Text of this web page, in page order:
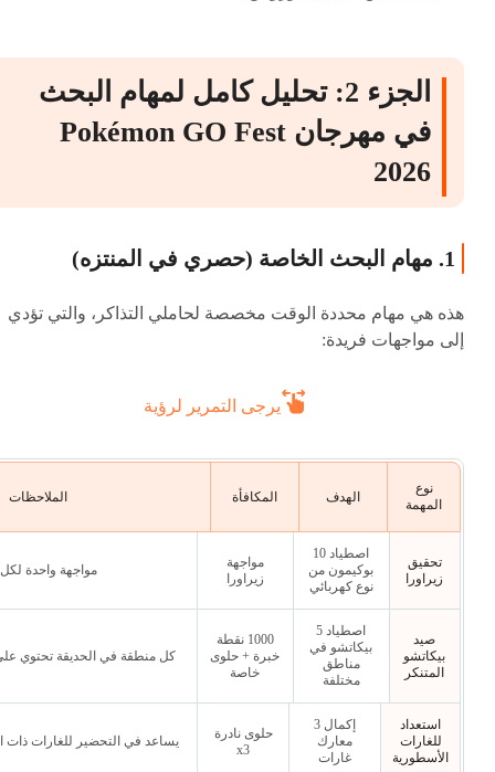
الجزء 2: تحليل كامل لمهام البحث
في مهرجان Pokémon GO Fest
2026
1. مهام البحث الخاصة (حصري في المنتزه)
هذه هي مهام محددة الوقت مخصصة لحاملي التذاكر، والتي تؤدي
إلى مواجهات فريدة:
يرجى التمرير لرؤية
نوع
المهمة
الهدف المكافأة الملاحظات
تحقيق
زيراورا
اصطياد 10
بوكيمون من
نوع كهربائي
مواجهة
زيراورا
مواجهة واحدة
صيد
بيكاتشو
المتنكر
اصطياد 5
بيكاتشو في
مناطق
مختلفة
1000 نقطة
خبرة + حلوى
خاصة
كل منطقة في الحديقة تحتوي
استعداد
للغارات
الأسطورية
إكمال 3
معارك
غارات
حلوى نادرة
x3
يساعد في التحضير للغارات ذات